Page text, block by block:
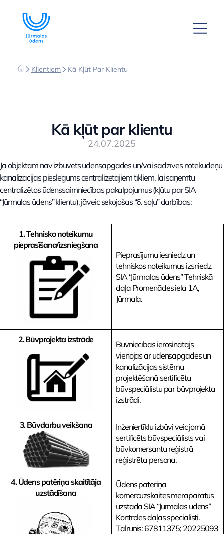
Klientiem Kā Kļūt Par Klientu
Kā kļūt par klientu
24.07.2025
Ja objektam nav izbūvēts ūdensapgādes un/vai sadzīves notekūdeņu
kanalizācijas pieslēgums centralizētajiem tīkliem, lai saņemtu
centralizētos ūdenssaimniecības pakalpojumus (kļūtu par SIA
“Jūrmalas ūdens” klientu), jāveic sekojošas “6. soļu” darbības:
1. Tehnisko noteikumu
pieprasīšana/izsniegšana
Pieprasījumu iesniedz un
tehniskos noteikumus izsniedz
SIA “Jūrmalas ūdens” Tehniskā
daļa Promenādes iela 1A,
Jūrmala.
2. Būvprojekta izstrāde
Būvniecības ierosinātājs
vienojas ar ūdensapgādes un
kanalizācijas sistēmu
projektēšanā sertificētu
būvspeciālistu par būvprojekta
izstrādi.
3. Būvdarbu veikšana
Inženiertīklu izbūvi veic jomā
sertificēts būvspeciālists vai
būvkomersantu reģistrā
reģistrēta persona.
4. Ūdens patēriņa skaitītāja
uzstādīšana
Ūdens patēriņa
komercuzskaites mēraparātus
uzstāda SIA “Jūrmalas ūdens”
Kontroles daļas speciālisti.
Tālrunis: 67811375; 20225093